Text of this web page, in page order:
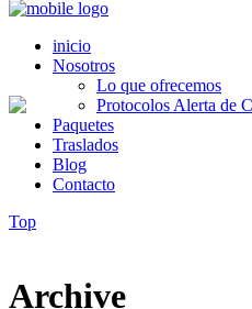
inicio
Nosotros
Lo que ofrecemos
Protocolos Alerta de
Paquetes
Traslados
Blog
Contacto
Top
Archive